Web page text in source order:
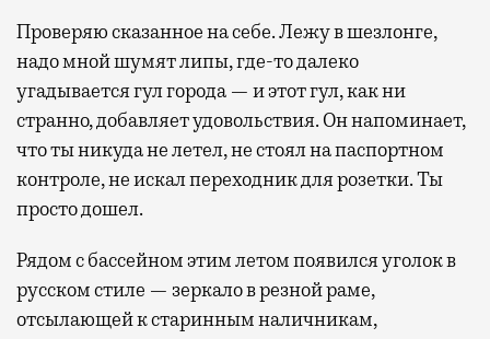
Проверяю сказанное на себе. Лежу в шезлонге,
надо мной шумят липы, где-то далеко
угадывается гул города — и этот гул, как ни
странно, добавляет удовольствия. Он напоминает,
что ты никуда не летел, не стоял на паспортном
контроле, не искал переходник для розетки. Ты
просто дошел.
Рядом с бассейном этим летом появился уголок в
русском стиле — зеркало в резной раме,
отсылающей к старинным наличникам,